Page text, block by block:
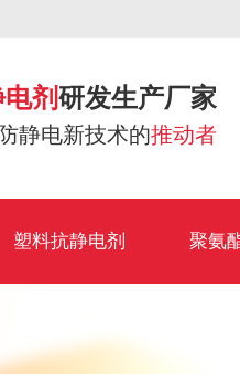
剂研发生产厂家
静电新技术的推动者
塑料抗静电剂 聚氨